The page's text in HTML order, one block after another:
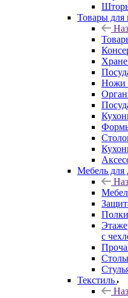
Товары для
Ножи
Мебель для
с
Столы
Текстиль